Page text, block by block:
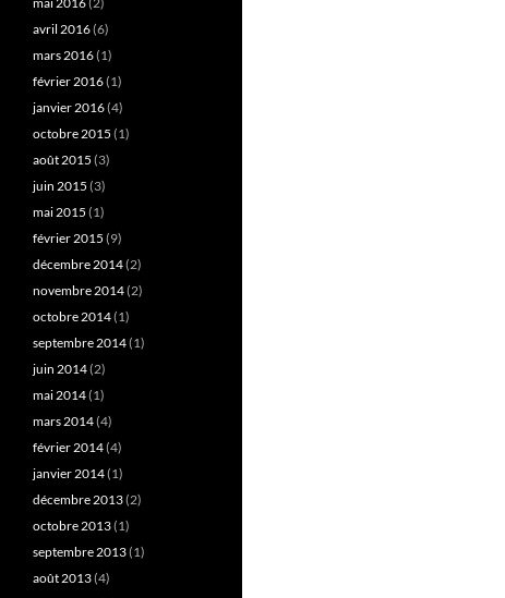
avril 2016(6)
mars 2016(1)
février 2016(1)
janvier 2016(4)
octobre 2015 (1)
août 2015 (3)
juin 2015 (3)
mai 2015 (1)
février 2015 (9)
décembre 2014(2)
novembre 2014(2)
octobre 2014(1)
septembre 2014(1)
juin 2014(2)
mai 2014(1)
mars 2014(4)
février 2014(4)
janvier 2014(1)
décembre 2013(2)
octobre 2013(1)
septembre 2013(1)
août 2013(4)